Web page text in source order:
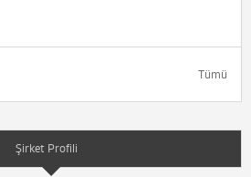
Tümü
Şirket Profili